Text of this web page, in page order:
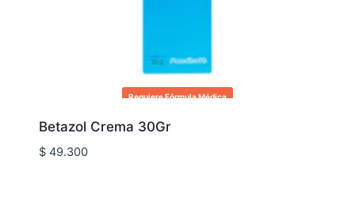
Requiere Fórmula Médica
Betazol Crema 30Gr
$49.300